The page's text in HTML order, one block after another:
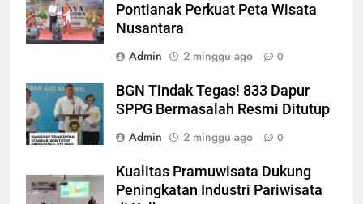
Pontianak Perkuat Peta Wisata
Nusantara
Admin
2 minggu ago 0
BGN Tindak Tegas! 833 Dapur
SPPG Bermasalah Resmi Ditutup
Admin
2 minggu ago 0
Kualitas Pramuwisata Dukung
Peningkatan Industri Pariwisata